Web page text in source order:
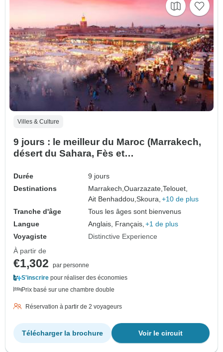
Villes & Culture
9 jours : le meilleur du Maroc (Marrakech,
désert du Sahara, Fès et
Durée
9 jours
Destinations
Marrakech,Ouarzazate,Telouet,
Ait Benhaddou,Skoura, +10 de plus
Tranche d'âge
Tous les âges sont bienvenus
Langue
Anglais, Français, +1 de plus
Voyagiste
Distinctive Experience
À partir de
€1,302
par personne
S'inscrire pour réaliser des économies
Prix basé sur une chambre double
Réservation à partir de 2 voyageurs
Voir le circuit
Télécharger la brochure